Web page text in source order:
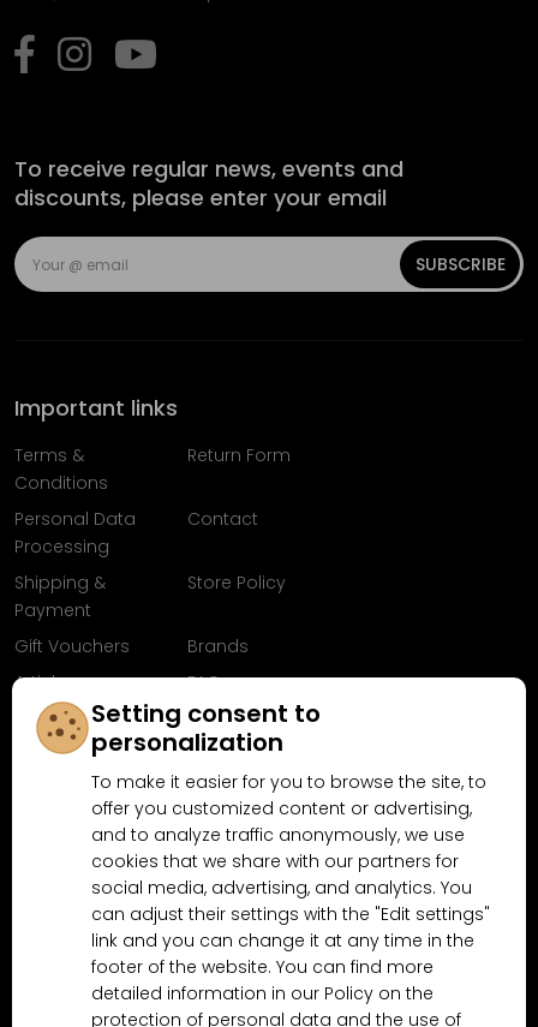
To receive regular news, events and
discounts, please enter your email
SUBSCRIBE
Important links
Terms &
Conditions
Return Form
Personal Data
Processing
Contact
Shipping &
Payment
Store Policy
Gift Vouchers
Brands
Articles
FAQ
Follow us on
Facebook
Why shop at MN-Modelar.com
4.9/5(10481x) 4.5/5 (189x)
Setting consent to
personalization
To make it easier for you to browse the site, to
offer you customized content or advertising,
and to analyze traffic anonymously, we use
cookies that we share with our partners for
social media, advertising, and analytics. You
can adjust their settings with the "Edit settings"
link and you can change it at any time in the
footer of the website. You can find more
detailed information in our Policy on the
protection of personal data and the use of